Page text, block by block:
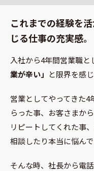
これまでの経験を
じる仕事の充実感。
入社から4年間営業職
業が辛い」 と限界を感
営業としてやってきた4
らった事、お客さまか
リピートしてくれた事
相談したり本当に悩んで
そんな時、社長から電